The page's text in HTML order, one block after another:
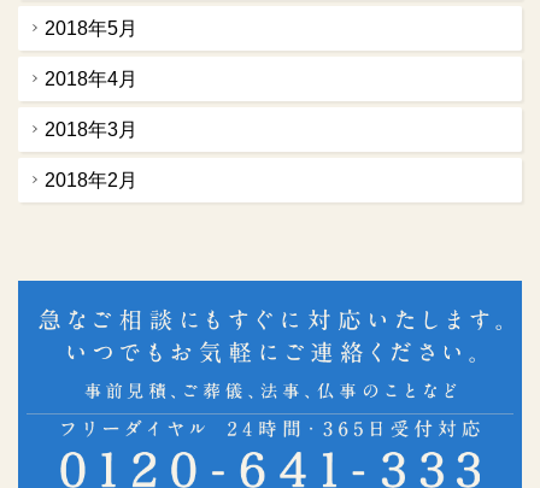
2018年5月
2018年4月
2018年3月
2018年2月